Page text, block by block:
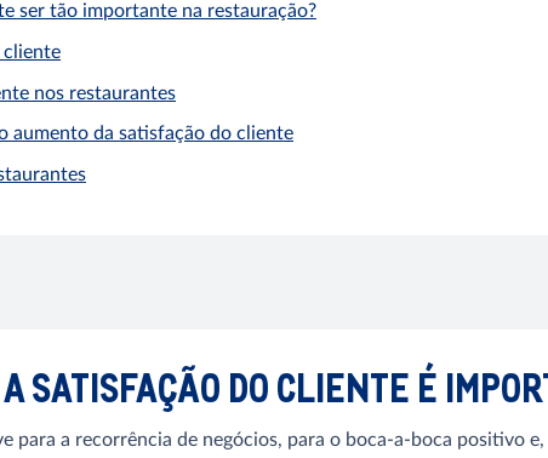
ser tão importante na restauração?
cliente
nos restaurantes
aumento da satisfação do cliente
SATISFAÇÃO DO CLIENTE É
para a recorrência de negócios, para o boca-a-boca positivo